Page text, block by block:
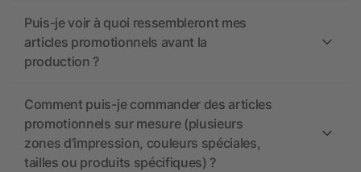
Puis-je voir à quoi ressembleront mes
articles promotionnels avant la
production ?
Comment puis-je commander des articles
promotionnels sur mesure (plusieurs
zones d’impression, couleurs spéciales,
tailles ou produits spécifiques) ?